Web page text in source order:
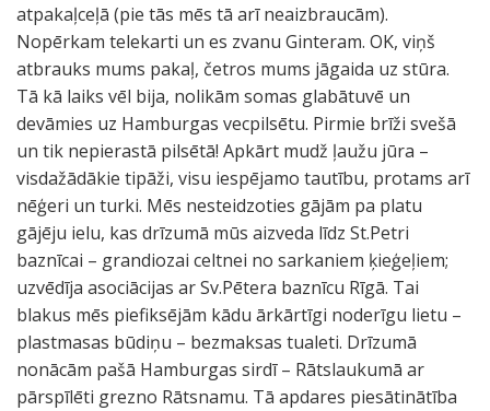
atpakaļceļā (pie tās mēs tā arī neaizbraucām).
Nopērkam telekarti un es zvanu Ginteram. OK, viņš
atbrauks mums pakaļ, četros mums jāgaida uz stūra.
Tā kā laiks vēl bija, nolikām somas glabātuvē un
devāmies uz Hamburgas vecpilsētu. Pirmie brīži svešā
un tik nepierastā pilsētā! Apkārt mudž ļaužu jūra –
visdažādākie tipāži, visu iespējamo tautību, protams arī
nēģeri un turki. Mēs nesteidzoties gājām pa platu
gājēju ielu, kas drīzumā mūs aizveda līdz St.Petri
baznīcai – grandiozai celtnei no sarkaniem ķieģeļiem;
uzvēdīja asociācijas ar Sv.Pētera baznīcu Rīgā. Tai
blakus mēs piefiksējām kādu ārkārtīgi noderīgu lietu –
plastmasas būdiņu – bezmaksas tualeti. Drīzumā
nonācām pašā Hamburgas sirdī – Rātslaukumā ar
pārspīlēti grezno Rātsnamu. Tā apdares piesātinātība